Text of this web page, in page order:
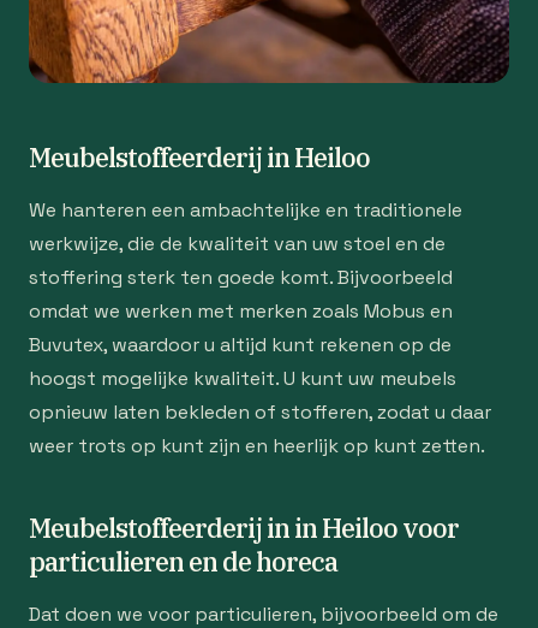
Meubelstoffeerderij in Heiloo
We hanteren een ambachtelijke en traditionele
werkwijze, die de kwaliteit van uw stoel en de
stoffering sterk ten goede komt. Bijvoorbeeld
omdat we werken met merken zoals Mobus en
Buvutex, waardoor u altijd kunt rekenen op de
hoogst mogelijke kwaliteit. U kunt uw meubels
opnieuw laten bekleden of stofferen, zodat u daar
weer trots op kunt zijn en heerlijk op kunt zetten.
Meubelstoffeerderij in in Heiloo voor
particulieren en de horeca
Dat doen we voor particulieren, bijvoorbeeld om de